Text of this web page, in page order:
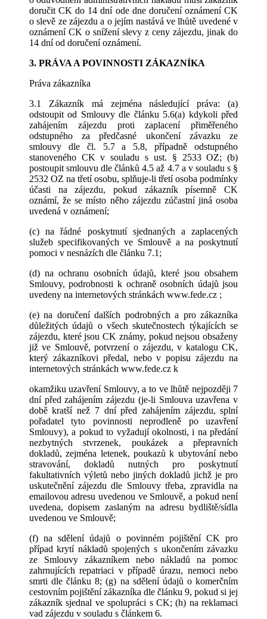
doručit CK do 14 dní ode dne doručení oznámení CK
o slevě ze zájezdu a o jejím nastává ve lhůtě uvedené v
oznámení CK o snížení slevy z ceny zájezdu, jinak do
14 dní od doručení oznámení.
3. PRÁVA A POVINNOSTI ZÁKAZNÍKA
Práva zákazníka
3.1 Zákazník má zejména následující práva: (a)
odstoupit od Smlouvy dle článku 5.6(a) kdykoli před
zahájením zájezdu proti zaplacení přiměřeného
odstupného za předčasné ukončení závazku ze
smlouvy dle čl. 5.7 a 5.8, případně odstupného
stanoveného CK v souladu s ust. § 2533 OZ; (b)
postoupit smlouvu dle článků 4.5 až 4.7 a v souladu s §
2532 OZ na třetí osobu, splňuje-li třetí osoba podmínky
účasti na zájezdu, pokud zákazník písemně CK
oznámí, že se místo něho zájezdu zúčastní jiná osoba
uvedená v oznámení;
(c) na řádné poskytnutí sjednaných a zaplacených
služeb specifikovaných ve Smlouvě a na poskytnutí
pomoci v nesnázích dle článku 7.1;
(d) na ochranu osobních údajů, které jsou obsahem
Smlouvy, podrobnosti k ochraně osobních údajů jsou
uvedeny na internetových stránkách www.fede.cz ;
(e) na doručení dalších podrobných a pro zákazníka
důležitých údajů o všech skutečnostech týkajících se
zájezdu, které jsou CK známy, pokud nejsou obsaženy
již ve Smlouvě, potvrzení o zájezdu, v katalogu CK,
který zákazníkovi předal, nebo v popisu zájezdu na
internetových stránkách www.fede.cz k
okamžiku uzavření Smlouvy, a to ve lhůtě nejpozději 7
dní před zahájením zájezdu (je-li Smlouva uzavřena v
době kratší než 7 dní před zahájením zájezdu, splní
pořadatel tyto povinnosti neprodleně po uzavření
Smlouvy), a pokud to vyžadují okolnosti, i na předání
nezbytných stvrzenek, poukázek a přepravních
dokladů, zejména letenek, poukazů k ubytování nebo
stravování, dokladů nutných pro poskytnutí
fakultativních výletů nebo jiných dokladů jichž je pro
uskutečnění zájezdu dle Smlouvy třeba, zpravidla na
emailovou adresu uvedenou ve Smlouvě, a pokud není
uvedena, dopisem zaslaným na adresu bydliště/sídla
uvedenou ve Smlouvě;
(f) na sdělení údajů o povinném pojištění CK pro
případ krytí nákladů spojených s ukončením závazku
ze Smlouvy zákazníkem nebo nákladů na pomoc
zahrnujících repatriaci v případě úrazu, nemoci nebo
smrti dle článku 8; (g) na sdělení údajů o komerčním
cestovním pojištění zákazníka dle článku 9, pokud si jej
zákazník sjednal ve spolupráci s CK; (h) na reklamaci
vad zájezdu v souladu s článkem 6.